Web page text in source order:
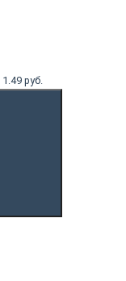
1.49 руб.